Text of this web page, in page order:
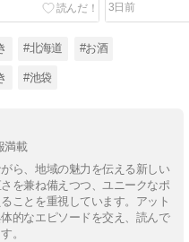
3日前
#北海道 #お酒
#池袋
満載
ら、地域の魅力を伝える新しい
を兼ね備えつつ、ユニークなポ
ことを重視しています。アット
的なエピソードを交え、読んで
。